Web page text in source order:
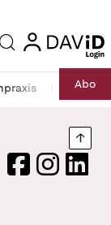
login
RechtAbo
FacebookInstagram